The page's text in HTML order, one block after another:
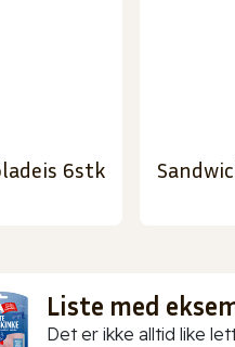
6stk
Liste med
Det er ikke alltid like